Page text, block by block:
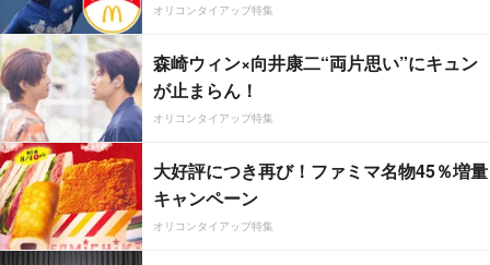
オリコンタイアップ特集
森崎ウィン×向井康二“両片思い”にキュン
が止まらん！
オリコンタイアップ特集
大好評につき再び！ファミマ名物45％増量
キャンペーン
オリコンタイアップ特集